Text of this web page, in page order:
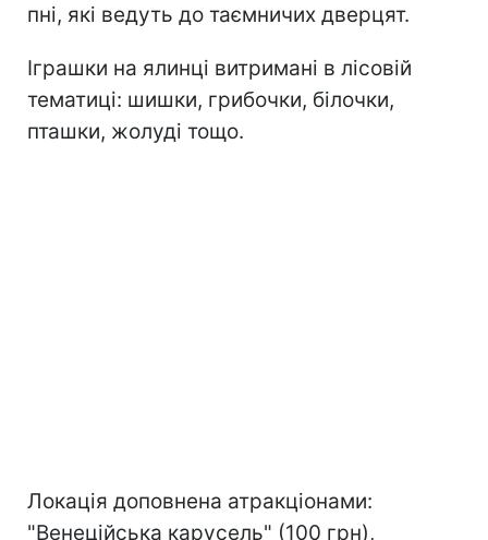
пні, які ведуть до таємничих дверцят.
Іграшки на ялинці витримані в лісовій
тематиці: шишки, грибочки, білочки,
пташки, жолуді тощо.
Локація доповнена атракціонами:
"Венеційська карусель" (100 грн),